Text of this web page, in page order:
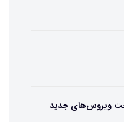
ویروس‌های جدید